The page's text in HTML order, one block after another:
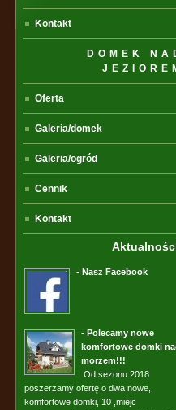
Kontakt
DOMEK
Oferta
Galeria/domek
Galeria/ogród
Cennik
Kontakt
- Nasz Facebook
- Polecamy nowe
komfortowe domki
morzem!!!
Od sezonu 2018
poszerzamy ofertę o dwa nowe,
komfortowe domki, 10 ,miejc